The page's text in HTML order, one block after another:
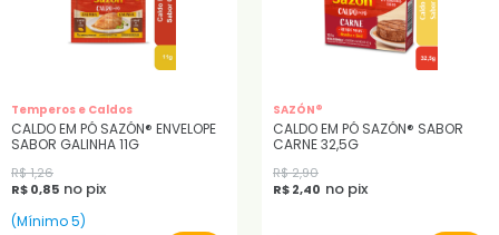
Temperos e Caldos
CALDO EM PÓ SAZÓN® ENVELOPE
SABOR GALINHA 11G
R$ 1,26
R$ 0,85 no pix
(Mínimo 5)
SAZÓN®
CALDO EM PÓ SAZÓN® SABOR
CARNE 32,5G
R$ 2,90
R$ 2,40 no pix